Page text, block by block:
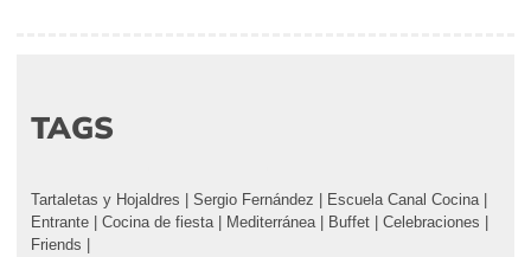
TAGS
Tartaletas y Hojaldres Sergio Fernández Escuela Canal Cocina|
Entrante
Cocina de fiesta| Mediterránea| Buffet Celebraciones
Friends